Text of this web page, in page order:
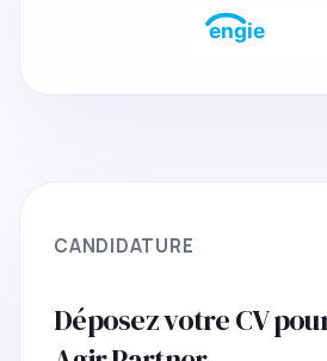
CANDIDATURE
Déposez votre CV